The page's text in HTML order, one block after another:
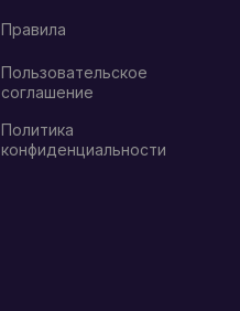
Правила
Пользовательское
соглашение
Политика
конфиденциальности